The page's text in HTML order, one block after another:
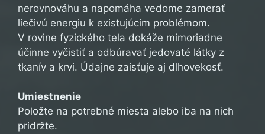
nerovnováhu a napomáha vedome zamerať
liečivú energiu k existujúcim problémom.
V rovine fyzického tela dokáže mimoriadne
účinne vyčistiť a odbúravať jedovaté látky z
tkanív a krvi. Údajne zaisťuje aj dlhovekosť.
Umiestnenie
Položte na potrebné miesta alebo iba na nich
pridržte.